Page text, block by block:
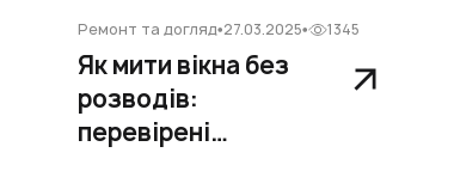
Ремонт та догляд 27.03.2025 1345
Як мити вікна без
розводів:
перевірені